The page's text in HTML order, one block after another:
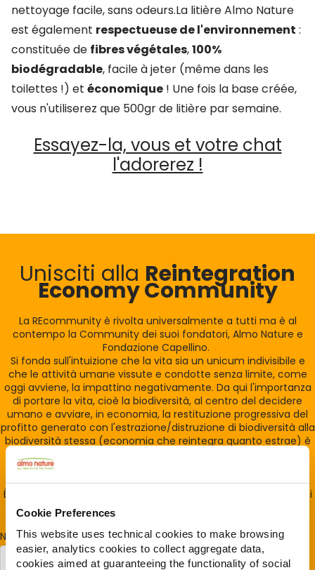
Cookie Preferences
This website uses technical cookies to make browsing
easier, analytics cookies to collect aggregate data,
cookies aimed at guaranteeing the functionality of social
nettoyage facile, sans odeurs.La litière Almo Nature
est également respectueuse de l'environnement :
constituée de fibres végétales,100%
biodégradable, facile à jeter (même dans les
toilettes !) et économique ! Une fois la base créée,
vous n'utiliserez que 500gr de litière par semaine.
Essayez-la, vous et votre chat
l'adorerez !
Unisciti alla Reintegration
Economy Community
La REcommunity è rivolta universalmente a tutti ma è al
contempo la Community dei suoi fondatori, Almo Nature e
Fondazione Capellino.
Si fonda sull'intuizione che la vita sia un unicum indivisibile e
che le attività umane vissute e condotte senza limite, come
oggi avviene, la impattino negativamente. Da qui l'importanza
di portare la vita, cioè la biodiversità, al centro del decidere
umano e avviare, in economia, la restituzione progressiva del
profitto generato con l'estrazione/distruzione di biodiversità alla
biodiversità stessa (economia che reintegra quanto estrae) è
quanto avviene ogni giorno in Almo Nature 100% di proprietà
È la Reintegration Economy e la REcommunity è la casa di tutti
coloro che la sostengono
Nome*